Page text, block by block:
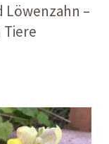
Löwenzahn –
Tiere